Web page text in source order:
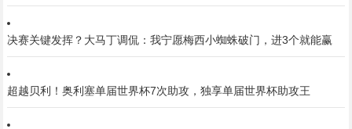
决赛关键发挥？大马丁调侃：我宁愿梅西小蜘蛛破门，进3个就能赢
超越贝利！奥利塞单届世界杯7次助攻，独享单届世界杯助攻王